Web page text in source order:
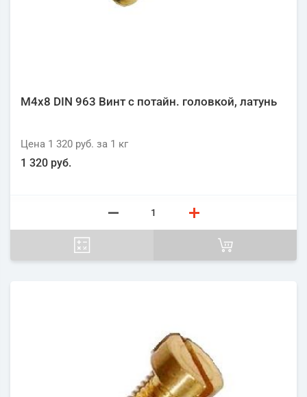
М4х8 DIN 963 Винт с потайн. головкой, латунь
Цена 1 320 руб. за 1 кг
1 320 руб.